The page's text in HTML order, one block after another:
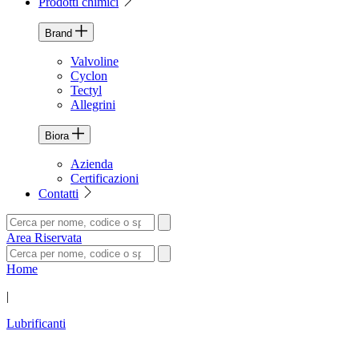
Brand
Valvoline
Cyclon
Tectyl
Allegrini
Biora
Azienda
Certificazioni
Contatti
Area Riservata
Home
|
Lubrificanti